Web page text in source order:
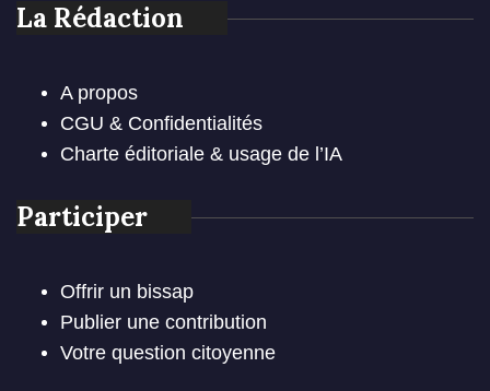
La Rédaction
A propos
CGU & Confidentialités
Charte éditoriale & usage de l’IA
Participer
Offrir un bissap
Publier une contribution
Votre question citoyenne